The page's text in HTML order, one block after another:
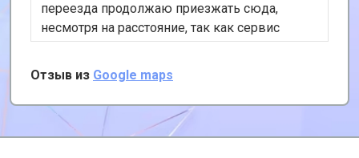
переезда продолжаю приезжать сюда,
несмотря на расстояние, так как сервис
хороший и цены адекватные. К тому же, у
них есть удобная услуга вызова курьера,
забирает и привозит почти за даром!
Отзыв из Google maps